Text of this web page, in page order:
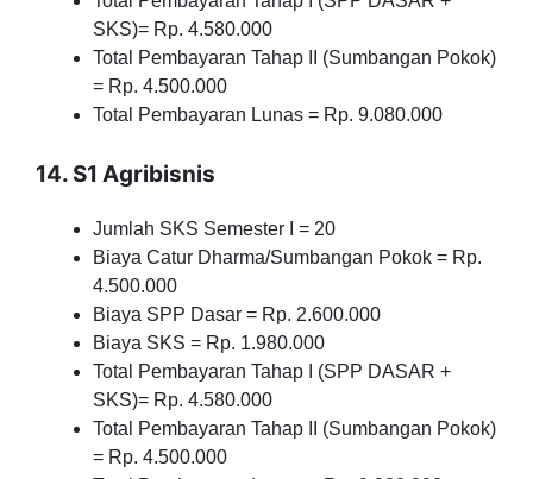
SKS)= Rp. 4.580.000
Total Pembayaran Tahap II (Sumbangan Pokok)
= Rp. 4.500.000
Total Pembayaran Lunas = Rp. 9.080.000
14. S1 Agribisnis
Jumlah SKS Semester I = 20
Biaya Catur Dharma/Sumbangan Pokok = Rp.
4.500.000
Biaya SPP Dasar = Rp. 2.600.000
Biaya SKS = Rp. 1.980.000
Total Pembayaran Tahap I (SPP DASAR +
SKS)= Rp. 4.580.000
Total Pembayaran Tahap II (Sumbangan Pokok)
= Rp. 4.500.000